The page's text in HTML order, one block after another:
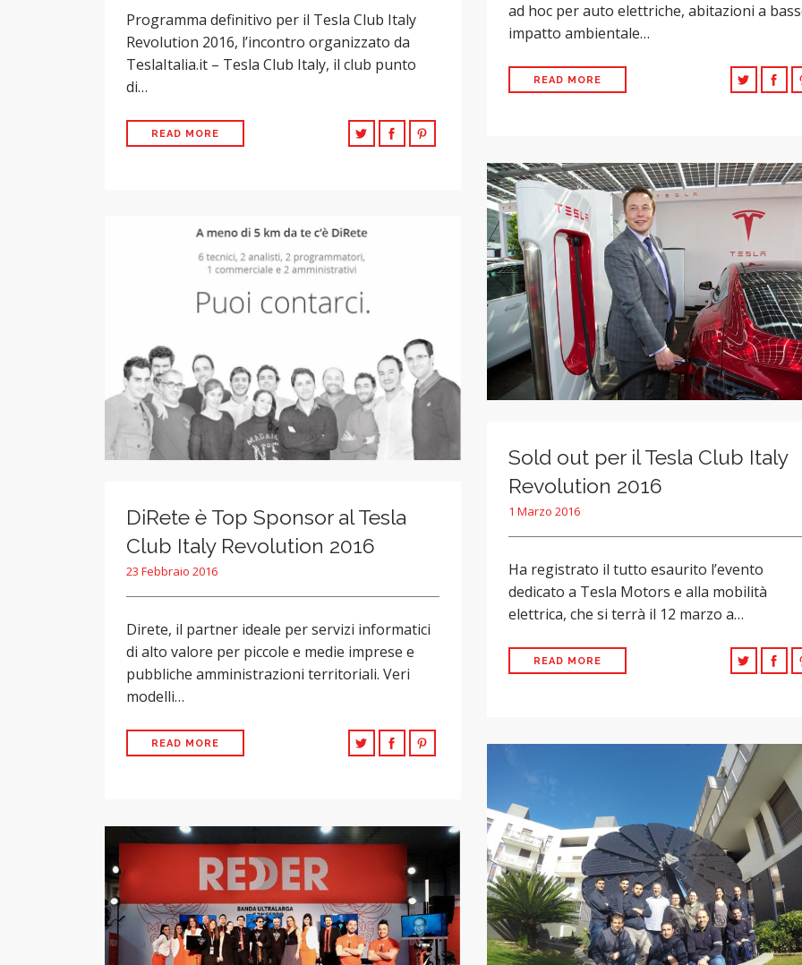
ad hoc per auto elettriche, abitazioni a
impatto ambientale…
READ MORE
Programma definitivo per il Tesla Club Italy
Revolution 2016, l’incontro organizzato da
TeslaItalia.it – Tesla Club Italy, il club punto
di…
READ MORE
Sold out per il Tesla Club Italy
Revolution 2016
1 Marzo 2016
Ha registrato il tutto esaurito l’evento
dedicato a Tesla Motors e alla mobilità
elettrica, che si terrà il 12 marzo a…
READ MORE
DiRete è Top Sponsor al Tesla
Club Italy Revolution 2016
23 Febbraio 2016
Direte, il partner ideale per servizi informatici
di alto valore per piccole e medie imprese e
pubbliche amministrazioni territoriali. Veri
modelli…
READ MORE